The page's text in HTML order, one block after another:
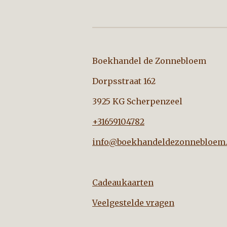
Boekhandel de
Dorpsstraat 162
3925 KG Scherpenzeel
+31659104782
Cadeaukaarten
Veelgestelde vragen